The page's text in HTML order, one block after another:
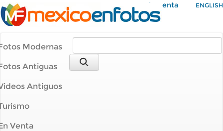
Mi Cuenta ENGLISH
Modernas
Antiguas
Antiguos
Venta